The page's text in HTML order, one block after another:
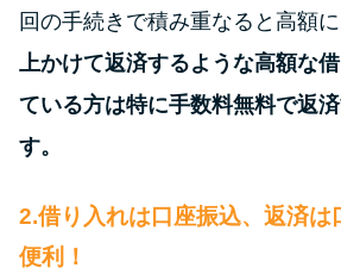
方法
の？ カードロー
プロミスの返済
回の手続きで積み重なると高額に
上かけて返済するような高額な
ている方は特に手数料無料で返
す。
2.借り入れは口座振込、返済は
便利！